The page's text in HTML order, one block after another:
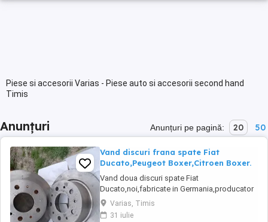
Piese si accesorii Varias - Piese auto si accesorii second hand
Timis
Anunțuri Anunțuri pe pagină: 20 50
Vand discuri frana spate Fiat
Ducato,Peugeot Boxer,Citroen Boxer.
Vand doua discuri spate Fiat
Ducato,noi,fabricate in Germania,producator
ATE,discurile au o dimensiune de 29,5 cm. Au
stat de mai mult timp la mine in atelier.
Varias, Timis
31 iulie